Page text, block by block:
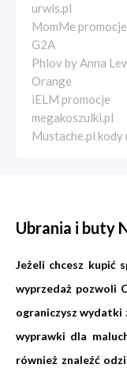
urwis.pl
MomMe promocje
G2A
Phlov by Anna
Orange
iELM promocje
megakoszulki.pl
Mustache.pl kody
Ubrania i buty
Jeżeli chcesz kupić
wyprzedaż pozwoli
ograniczysz wydatki
wyprawki dla
również znaleźć